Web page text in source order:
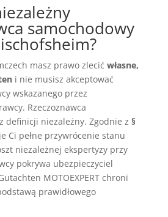
samochodowy
masz prawo zlecić własne,
i nie musisz akceptować
wskazanego przez
Rzeczoznawca
definicji niezależny. Zgodnie z §
Ci pełne przywrócenie stanu
niezależnej ekspertyzy przy
pokrywa ubezpieczyciel
MOTOEXPERT chroni
prawidłowego